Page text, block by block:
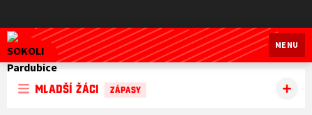
SOKOLI Pardubice
MENU
Mladší žáci ZÁPASY